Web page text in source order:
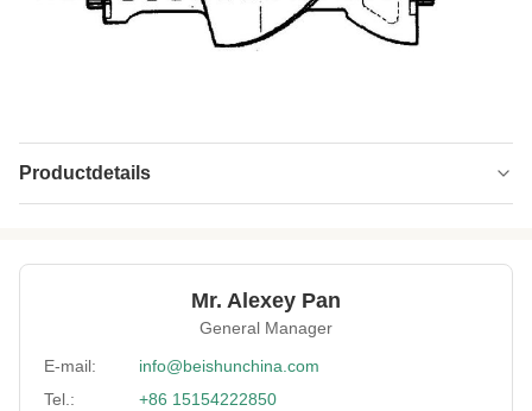
Productdetails
Overtum Moter
2.2kw
140 graden
Advantage: life-long
Mr. Alexey Pan
General Manager
E-mail:
info@beishunchina.com
Tel.:
+86 15154222850